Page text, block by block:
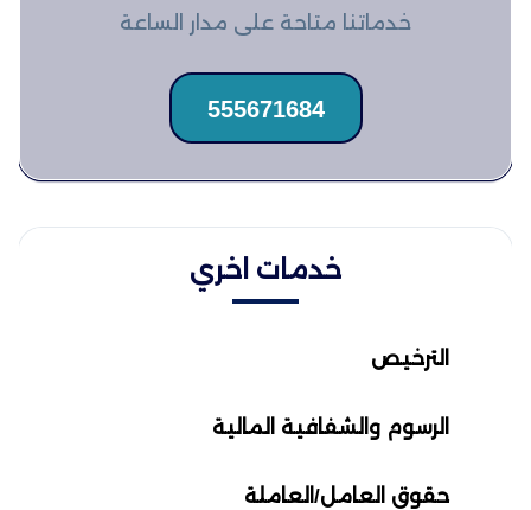
خدماتنا متاحة على مدار الساعة
555671684
خدمات اخري
الترخيص
الرسوم والشفافية المالية
حقوق العامل/العاملة